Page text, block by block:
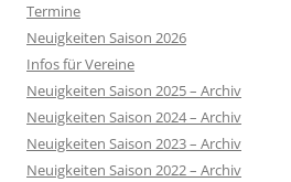
Termine
Neuigkeiten Saison 2026
Infos für Vereine
Neuigkeiten Saison 2025 – Archiv
Neuigkeiten Saison 2024 – Archiv
Neuigkeiten Saison 2023 – Archiv
Neuigkeiten Saison 2022 – Archiv